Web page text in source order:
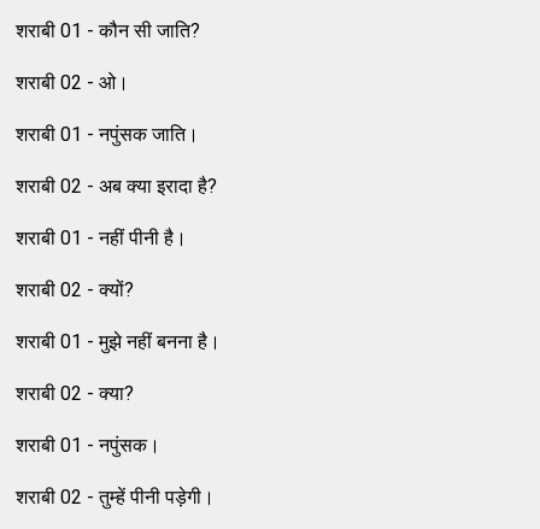
शराबी 01 - कौन सी जाति?
शराबी 02 - ओ।
शराबी 01 - नपुंसक जाति।
शराबी 02 - अब क्या इरादा है?
शराबी 01 - नहीं पीनी है।
शराबी 02 - क्यों?
शराबी 01 - मुझे नहीं बनना है।
शराबी 02 - क्या?
शराबी 01 - नपुंसक।
शराबी 02 - तुम्हें पीनी पड़ेगी।